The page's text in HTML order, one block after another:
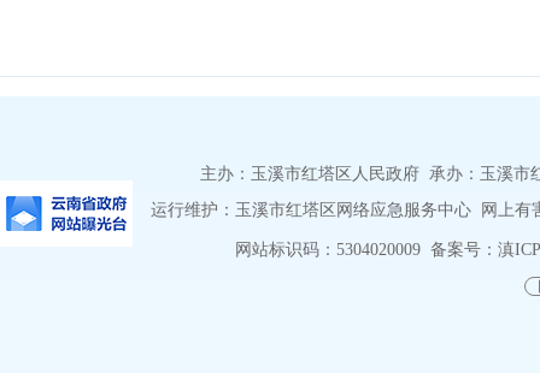
主办：玉溪市红塔区人民政府 承办：玉溪市
运行维护：玉溪市红塔区网络应急服务中心 网上有
网站标识码：5304020009备案号：滇